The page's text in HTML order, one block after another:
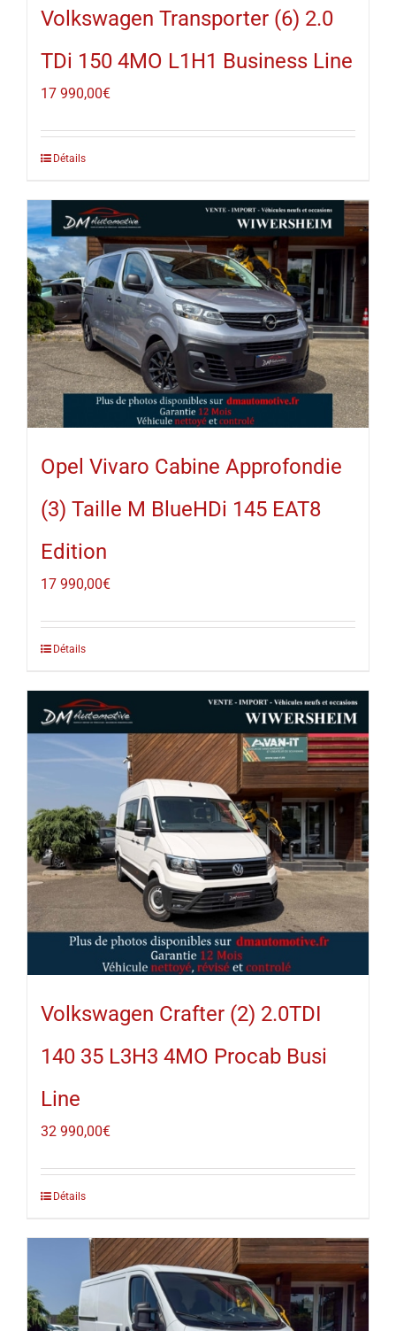
Volkswagen Transporter (6) 2.0
TDi 150 4MO L1H1 Business Line
17 990,00€
Détails
Opel Vivaro Cabine Approfondie
(3) Taille M BlueHDi 145 EAT8
Edition
17 990,00€
Détails
Volkswagen Crafter (2) 2.0TDI
140 35 L3H3 4MO Procab Busi
Line
32 990,00€
Détails